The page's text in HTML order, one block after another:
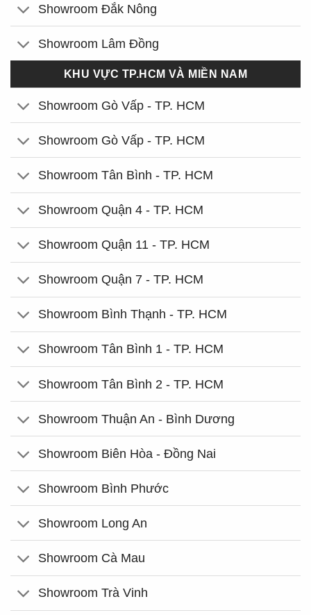
Showroom Đắk Nông
Showroom Lâm Đồng
KHU VỰC TP.HCM VÀ MIỀN NAM
Showroom Gò Vấp - TP. HCM
Showroom Gò Vấp - TP. HCM
Showroom Tân Bình - TP. HCM
Showroom Quận 4 - TP. HCM
Showroom Quận 11 - TP. HCM
Showroom Quận 7 - TP. HCM
Showroom Bình Thạnh - TP. HCM
Showroom Tân Bình 1 - TP. HCM
Showroom Tân Bình 2 - TP. HCM
Showroom Thuận An - Bình Dương
Showroom Biên Hòa - Đồng Nai
Showroom Bình Phước
Showroom Long An
Showroom Cà Mau
Showroom Trà Vinh